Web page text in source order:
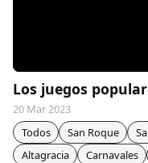
Comunidad
Colaboradores
Los juegos
20 Mar 2023
Todos
San Roque
Altagracia
Carnavales